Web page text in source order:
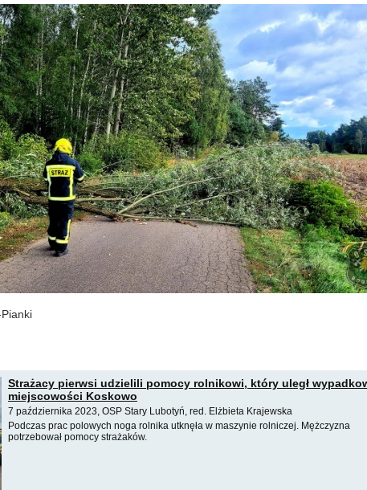
Strażacy pierwsi udzielili pomocy rolnikowi, który uległ
miejscowości Koskowo
7 października 2023, OSP Stary Lubotyń, red. Elżbieta Krajewska
Podczas prac polowych noga rolnika utknęła w maszynie rolniczej. Mężczyzna
potrzebował pomocy strażaków.